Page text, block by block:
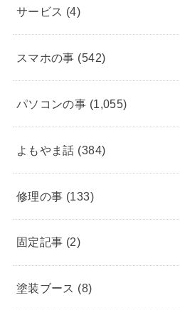
サービス (4)
スマホの事 (542)
パソコンの事 (1,055)
よもやま話 (384)
修理の事 (133)
固定記事 (2)
塗装ブース (8)